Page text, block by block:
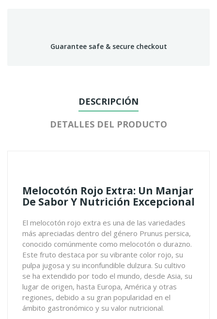
Guarantee safe & secure checkout
DESCRIPCIÓN
DETALLES DEL PRODUCTO
Melocotón Rojo Extra: Un Manjar
De Sabor Y Nutrición Excepcional
El melocotón rojo extra es una de las variedades
más apreciadas dentro del género Prunus persica,
conocido comúnmente como melocotón o durazno.
Este fruto destaca por su vibrante color rojo, su
pulpa jugosa y su inconfundible dulzura. Su cultivo
se ha extendido por todo el mundo, desde Asia, su
lugar de origen, hasta Europa, América y otras
regiones, debido a su gran popularidad en el
ámbito gastronómico y su valor nutricional.